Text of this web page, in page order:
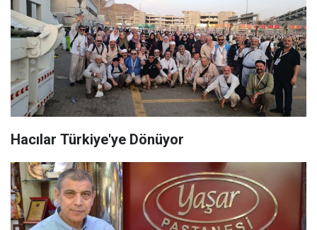
Hacılar Türkiye'ye Dönüyor